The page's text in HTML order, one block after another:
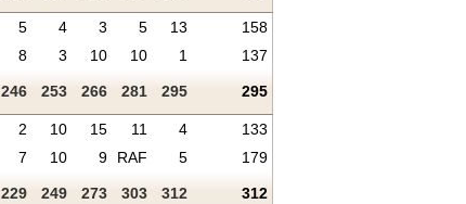
5 4 3 5 13
158
8 3 10 10 1 137
246 253 266 281 295 295
2 10 15 11 4
133
7 10 9 RAF 5 179
229 249 273 303 312 312